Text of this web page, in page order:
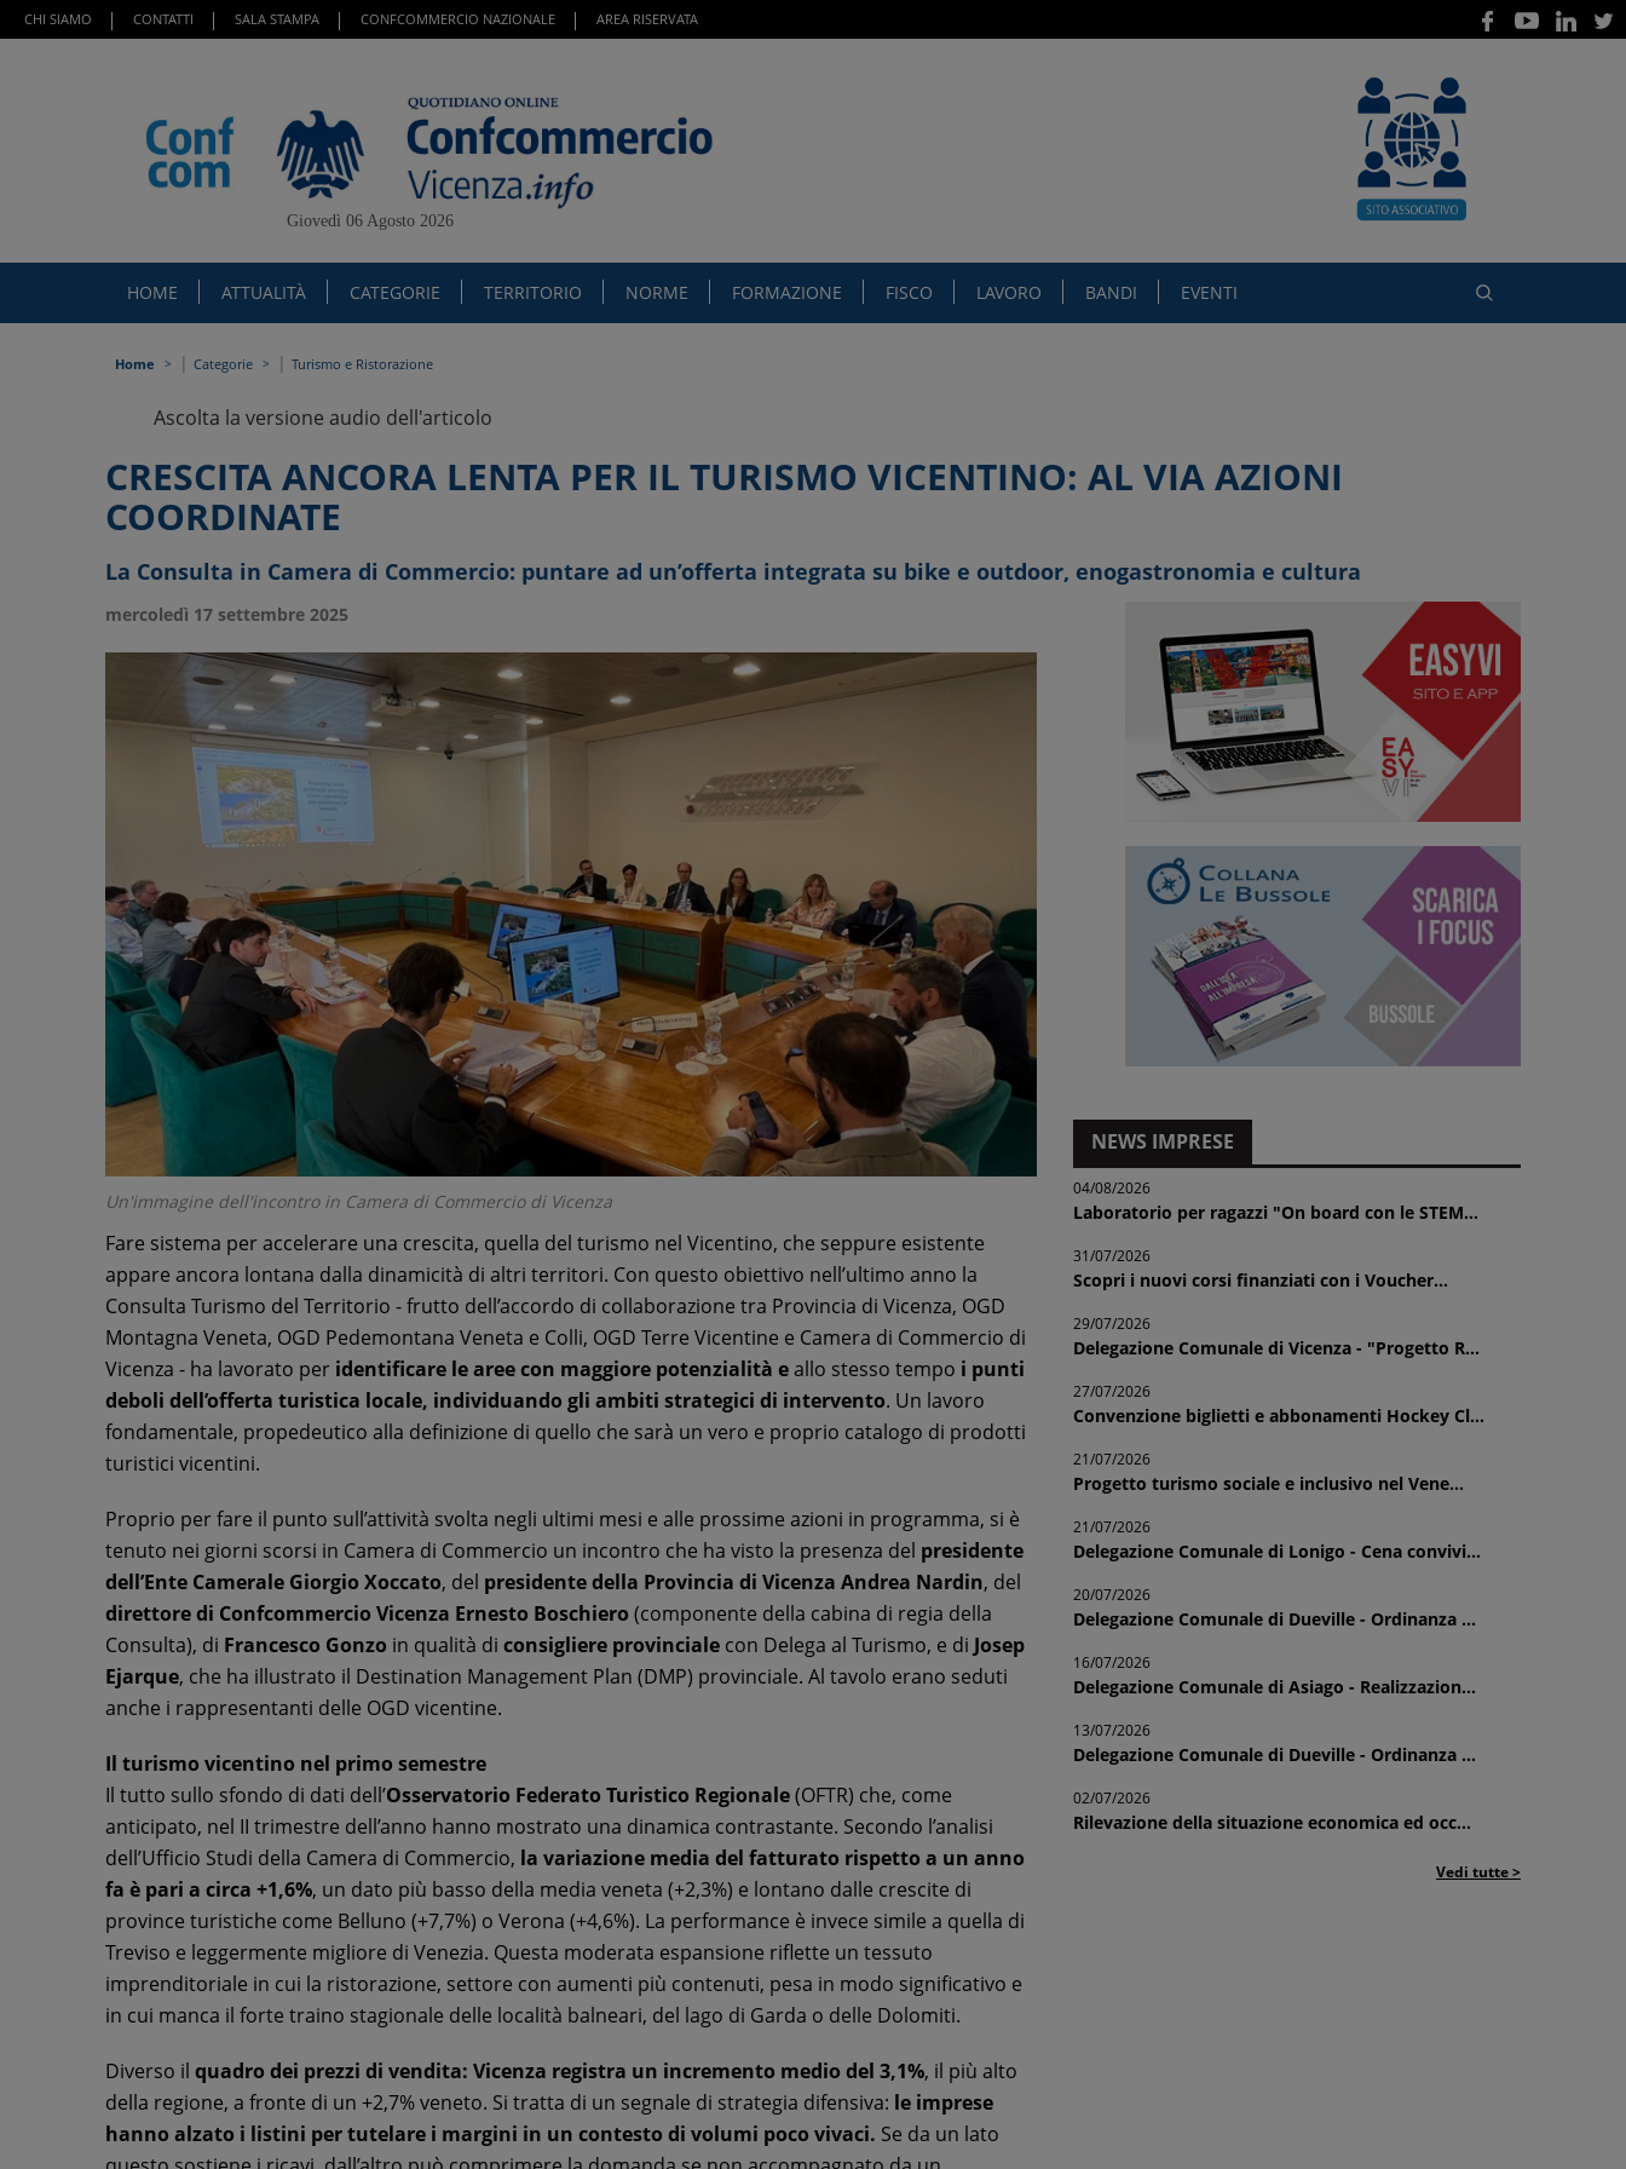
CHI SIAMO CONTATTI SALA STAMPA CONFCOMMERCIO NAZIONALE AREA RISERVATA
Giovedì 06 Agosto 2026
HOME ATTUALITÀ CATEGORIE TERRITORIO NORME FORMAZIONE FISCO LAVORO BANDI EVENTI
Home | Categorie | Turismo e Ristorazione
Ascolta la versione audio dell'articolo
CRESCITA ANCORA LENTA PER IL TURISMO VICENTINO: AL VIA AZIONI
COORDINATE
La Consulta in Camera di Commercio: puntare ad un’offerta integrata su bike e outdoor, enogastronomia e cultura
mercoledì 17 settembre 2025
Un'immagine dell'incontro in Camera di Commercio di Vicenza
Fare sistema per accelerare una crescita, quella del turismo nel Vicentino, che seppure esistente
appare ancora lontana dalla dinamicità di altri territori. Con questo obiettivo nell’ultimo anno la
Consulta Turismo del Territorio - frutto dell’accordo di collaborazione tra Provincia di Vicenza, OGD
Montagna Veneta, OGD Pedemontana Veneta e Colli, OGD Terre Vicentine e Camera di Commercio di
Vicenza - ha lavorato per identificare le aree con maggiore potenzialità eallo stesso tempo i punti
deboli dell’offerta turistica locale, individuando gli ambiti strategici di intervento. Un lavoro
fondamentale, propedeutico alla definizione di quello che sarà un vero e proprio catalogo di prodotti
turistici vicentini.
Proprio per fare il punto sull’attività svolta negli ultimi mesi e alle prossime azioni in programma, si è
tenuto nei giorni scorsi in Camera di Commercio un incontro che ha visto la presenza del presidente
dell’Ente Camerale Giorgio Xoccato, del presidente della Provincia di Vicenza Andrea Nardin, del
direttore di Confcommercio Vicenza Ernesto Boschiero (componente della cabina di regia della
Consulta), di Francesco Gonzo in qualità di consigliere provinciale con Delega al Turismo, e di Josep
Ejarque, che ha illustrato il Destination Management Plan (DMP) provinciale. Al tavolo erano seduti
anche i rappresentanti delle OGD vicentine.
Il turismo vicentino nel primo semestre
Il tutto sullo sfondo di dati dell’Osservatorio Federato Turistico Regionale(OFTR) che, come
anticipato, nel II trimestre dell’anno hanno mostrato una dinamica contrastante. Secondo l’analisi
dell’Ufficio Studi della Camera di Commercio, la variazione media del fatturato rispetto a un anno
fa è pari a circa +1,6%, un dato più basso della media veneta (+2,3%) e lontano dalle crescite di
province turistiche come Belluno (+7,7%) o Verona (+4,6%). La performance è invece simile a quella di
Treviso e leggermente migliore di Venezia. Questa moderata espansione riflette un tessuto
imprenditoriale in cui la ristorazione, settore con aumenti più contenuti, pesa in modo significativo e
in cui manca il forte traino stagionale delle località balneari, del lago di Garda o delle Dolomiti.
Diverso il quadro dei prezzi di vendita: Vicenza registra un incremento medio del 3,1%, il più alto
della regione, a fronte di un +2,7% veneto. Si tratta di un segnale di strategia difensiva: le imprese
hanno alzato i listini per tutelare i margini in un contesto di volumi poco vivaci. Se da un lato
NEWS IMPRESE
04/08/2026
Laboratorio per ragazzi "On board con le STEM...
31/07/2026
Scopri i nuovi corsi finanziati con i Voucher...
29/07/2026
Delegazione Comunale di Vicenza - "Progetto R...
27/07/2026
Convenzione biglietti e abbonamenti Hockey Cl...
21/07/2026
Progetto turismo sociale e inclusivo nel Vene...
21/07/2026
Delegazione Comunale di Lonigo - Cena convivi...
20/07/2026
Delegazione Comunale di Dueville - Ordinanza ...
16/07/2026
Delegazione Comunale di Asiago - Realizzazion...
13/07/2026
Delegazione Comunale di Dueville - Ordinanza ...
02/07/2026
Rilevazione della situazione economica ed occ...
Vedi tutte >